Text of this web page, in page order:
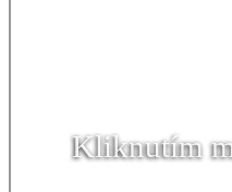
Kliknutím